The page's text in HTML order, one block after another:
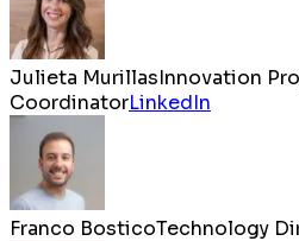
Julieta MurillasInnovation
CoordinatorLinkedIn
Franco BosticoTechnology